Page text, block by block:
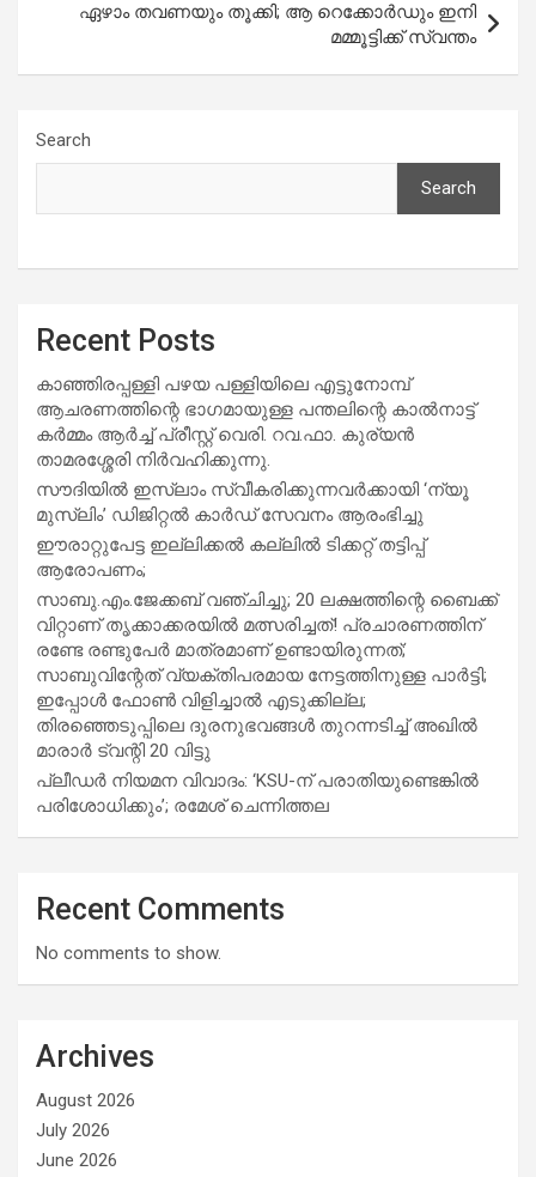
ഏഴാം തവണയും തൂക്കി; ആ റെക്കോര്‍ഡും ഇനി
മമ്മൂട്ടിക്ക് സ്വന്തം
Search
Search
Recent Posts
കാഞ്ഞിരപ്പള്ളി പഴയ പള്ളിയിലെ എട്ടുനോമ്പ്
ആചരണത്തിന്റെ ഭാഗമായുള്ള പന്തലിന്റെ കാൽനാട്ട്
കർമ്മം ആർച്ച് പ്രീസ്റ്റ് വെരി. റവ.ഫാ. കുര്യൻ
താമരശ്ശേരി നിർവഹിക്കുന്നു.
സൗദിയില്‍ ഇസ്‌ലാം സ്വീകരിക്കുന്നവര്‍ക്കായി ‘ന്യൂ
മുസ്ലിം’ ഡിജിറ്റല്‍ കാര്‍ഡ് സേവനം ആരംഭിച്ചു
ഈരാറ്റുപേട്ട ഇല്ലിക്കൽ കല്ലിൽ ടിക്കറ്റ് തട്ടിപ്പ്
ആരോപണം;
സാബു.എം.ജേക്കബ് വഞ്ചിച്ചു; 20 ലക്ഷത്തിന്റെ ബൈക്ക്
വിറ്റാണ് തൃക്കാക്കരയില്‍ മത്സരിച്ചത്! പ്രചാരണത്തിന്
രണ്ടേ രണ്ടുപേര്‍ മാത്രമാണ് ഉണ്ടായിരുന്നത്;
സാബുവിന്റേത് വ്യക്തിപരമായ നേട്ടത്തിനുള്ള പാര്‍ട്ടി;
ഇപ്പോള്‍ ഫോണ്‍ വിളിച്ചാല്‍ എടുക്കില്ല;
തിരഞ്ഞെടുപ്പിലെ ദുരനുഭവങ്ങള്‍ തുറന്നടിച്ച് അഖില്‍
മാരാര്‍ ട്വന്റി 20 വിട്ടു
പ്ലീഡർ നിയമന വിവാദം: ‘KSU-ന് പരാതിയുണ്ടെങ്കിൽ
പരിശോധിക്കും’; രമേശ് ചെന്നിത്തല
Recent Comments
No comments to show.
Archives
August 2026
July 2026
June 2026